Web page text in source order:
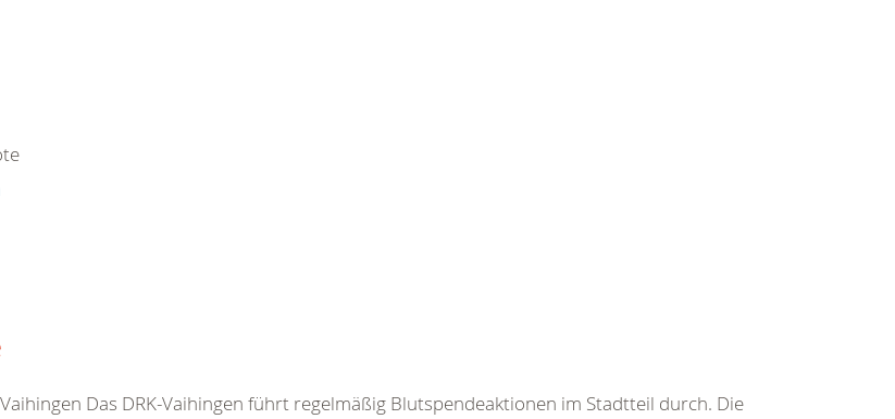
Das DRK-Vaihingen führt regelmäßig Blutspendeaktionen im Stadtteil durch. Die